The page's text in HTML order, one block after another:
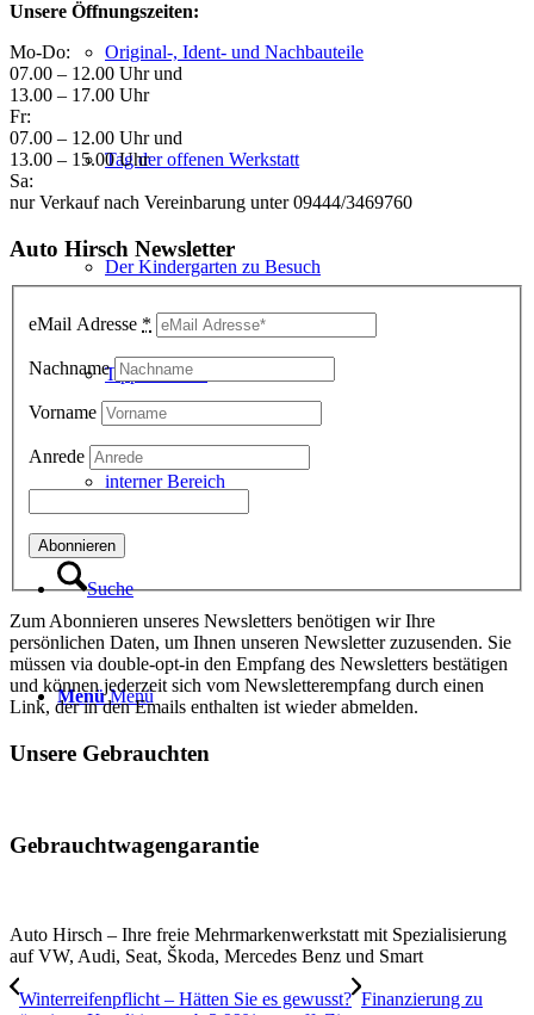
Original-, Ident- und Nachbauteile
Tag der offenen Werkstatt
Der Kindergarten zu Besuch
Tipps&Tricks
interner Bereich
Suche
Menü Menü
Unsere Öffnungszeiten:
Mo-Do:
07.00 – 12.00 Uhr und
13.00 – 17.00 Uhr
Fr:
07.00 – 12.00 Uhr und
13.00 – 15.00 Uhr
Sa:
nur Verkauf nach Vereinbarung unter 09444/3469760
Auto Hirsch Newsletter
eMail Adresse *
Nachname
Vorname
Anrede
Zum Abonnieren unseres Newsletters benötigen wir Ihre
persönlichen Daten, um Ihnen unseren Newsletter zuzusenden. Sie
müssen via double-opt-in den Empfang des Newsletters bestätigen
und können jederzeit sich vom Newsletterempfang durch einen
Link, der in den Emails enthalten ist wieder abmelden.
Unsere Gebrauchten
Gebrauchtwagengarantie
Auto Hirsch – Ihre freie Mehrmarkenwerkstatt mit Spezialisierung
auf VW, Audi, Seat, Škoda, Mercedes Benz und Smart
Winterreifenpflicht – Hätten Sie es gewusst? Finanzierung zu